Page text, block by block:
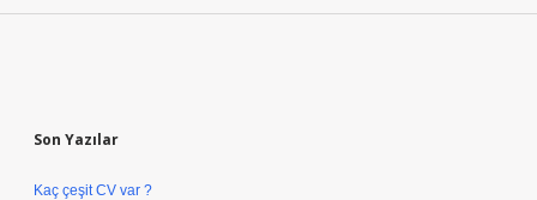
Son Yazılar
Kaç çeşit CV var ?